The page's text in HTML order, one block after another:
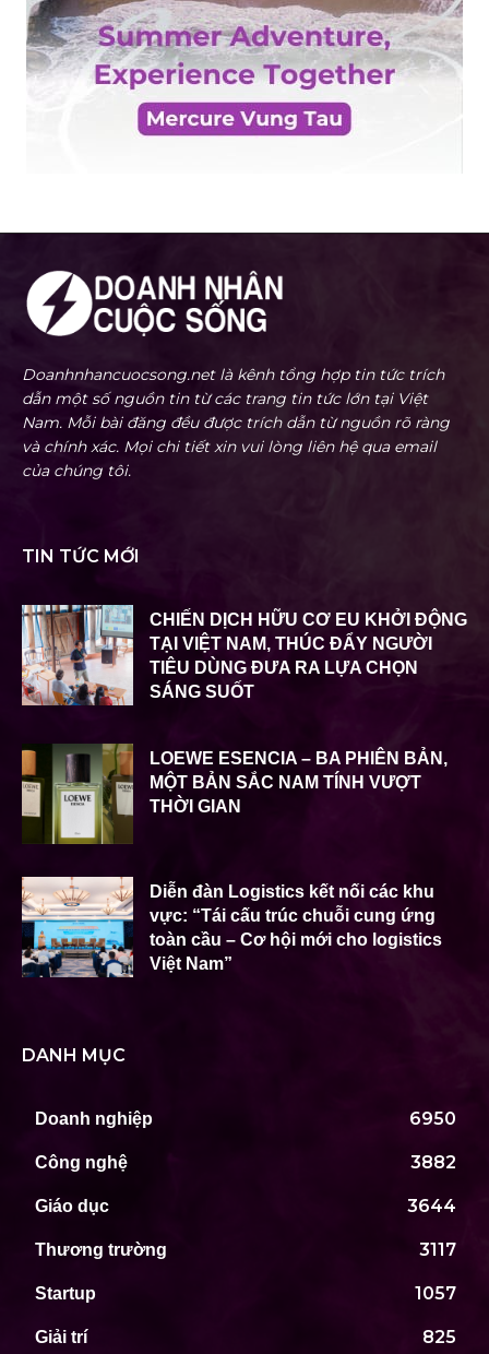
Doanhnhancuocsong.net là kênh tổng hợp tin tức trích
dẫn một số nguồn tin từ các trang tin tức lớn tại Việt
Nam. Mỗi bài đăng đều được trích dẫn từ nguồn rõ ràng
và chính xác. Mọi chi tiết xin vui lòng liên hệ qua email
của chúng tôi.
TIN TỨC MỚI
CHIẾN DỊCH HỮU CƠ EU KHỞI ĐỘNG
TẠI VIỆT NAM, THÚC ĐẨY NGƯỜI
TIÊU DÙNG ĐƯA RA LỰA CHỌN
SÁNG SUỐT
LOEWE ESENCIA – BA PHIÊN BẢN,
MỘT BẢN SẮC NAM TÍNH VƯỢT
THỜI GIAN
Diễn đàn Logistics kết nối các khu
vực: “Tái cấu trúc chuỗi cung ứng
toàn cầu – Cơ hội mới cho logistics
Việt Nam”
DANH MỤC
Doanh nghiệp 6950
Công nghệ 3882
Giáo dục 3644
Thương trường 3117
Startup 1057
Giải trí 825